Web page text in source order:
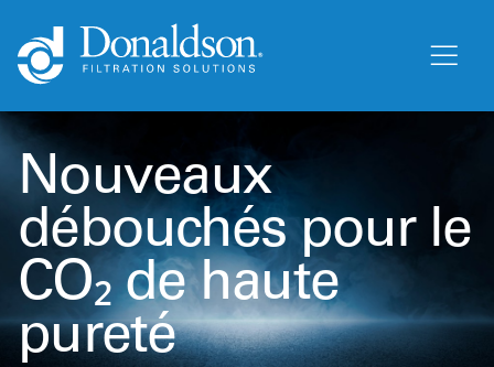
Nouveaux
débouchés pour le
CO₂ de haute
pureté